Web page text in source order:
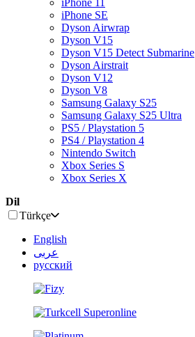
iPhone SE
Dyson Airwrap
Dyson V15
Dyson V15 Detect Submarine
Dyson Airstrait
Dyson V12
Dyson V8
Samsung Galaxy S25
Samsung Galaxy S25 Ultra
PS5 / Playstation 5
PS4 / Playstation 4
Nintendo Switch
Xbox Series S
Xbox Series X
Dil
Türkçe
English
عربى
русский